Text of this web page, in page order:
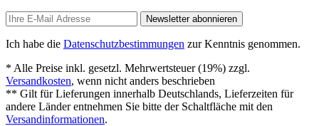
Newsletter abonnieren
Ich habe die Datenschutzbestimmungen zur Kenntnis genommen.
* Alle Preise inkl. gesetzl. Mehrwertsteuer (19%) zzgl.
Versandkosten, wenn nicht anders beschrieben
** Gilt für Lieferungen innerhalb Deutschlands, Lieferzeiten für
andere Länder entnehmen Sie bitte der Schaltfläche mit den
Versandinformationen.